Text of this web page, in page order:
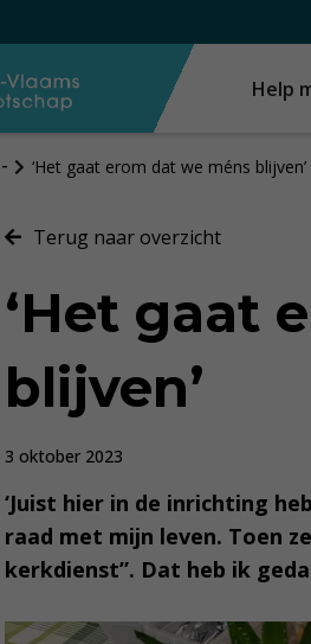
Help
‘Het gaat erom dat we méns blijven’
Terug naar overzicht
‘Het gaat
blijven’
3 oktober 2023
‘Juist hier in de inrichting
raad met mijn leven. Toen
kerkdienst”. Dat heb ik